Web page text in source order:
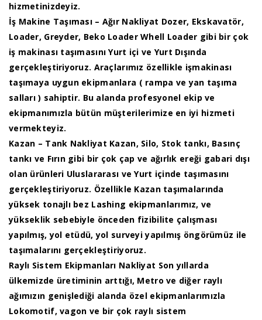
hizmetinizdeyiz.
İş Makine Taşıması – Ağır Nakliyat Dozer, Ekskavatör,
Loader, Greyder, Beko Loader Whell Loader gibi bir çok
iş makinası taşımasını Yurt içi ve Yurt Dışında
gerçekleştiriyoruz. Araçlarımız özellikle işmakinası
taşımaya uygun ekipmanlara ( rampa ve yan taşıma
salları ) sahiptir. Bu alanda profesyonel ekip ve
ekipmanımızla bütün müşterilerimize en iyi hizmeti
vermekteyiz.
Kazan – Tank Nakliyat Kazan, Silo, Stok tankı, Basınç
tankı ve Fırın gibi bir çok çap ve ağırlık ereği gabari dışı
olan ürünleri Uluslararası ve Yurt içinde taşımasını
gerçekleştiriyoruz. Özellikle Kazan taşımalarında
yüksek tonajlı bez Lashing ekipmanlarımız, ve
yükseklik sebebiyle önceden fizibilite çalışması
yapılmış, yol etüdü, yol surveyi yapılmış öngörümüz ile
taşımalarını gerçekleştiriyoruz.
Raylı Sistem Ekipmanları Nakliyat Son yıllarda
ülkemizde üretiminin arttığı, Metro ve diğer raylı
ağımızın genişlediği alanda özel ekipmanlarımızla
Lokomotif, vagon ve bir çok raylı sistem